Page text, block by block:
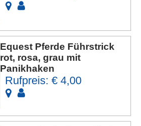
Equest Pferde Führstrick
rot, rosa, grau mit
Panikhaken
Rufpreis: € 4,00